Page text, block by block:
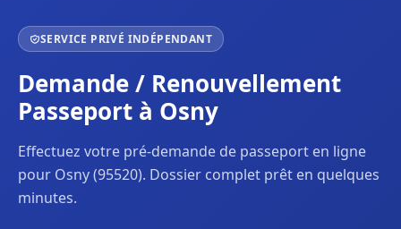
SERVICE PRIVÉ INDÉPENDANT
Demande / Renouvellement
Passeport à Osny
Effectuez votre pré-demande de passeport en ligne
pour Osny (95520). Dossier complet prêt en quelques
minutes.